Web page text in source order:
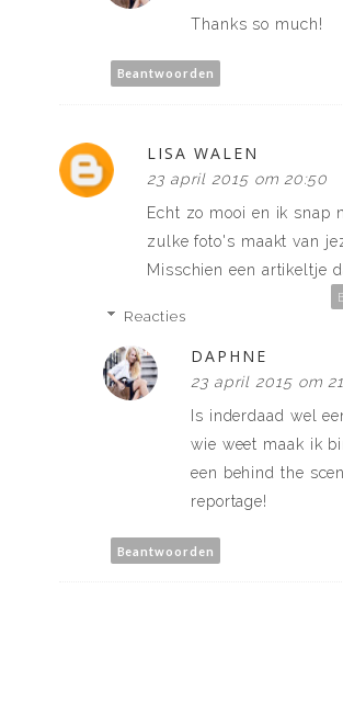
Thanks so much!
Beantwoorden
LISA WALEN
23 april 2015 om 20:50
Echt zo mooi en ik snap
zulke foto's maakt van
Misschien een artikeltje
Reacties
DAPHNE
23 april 2015 om
Is inderdaad wel
wie weet maak ik
een behind the
reportage!
Beantwoorden